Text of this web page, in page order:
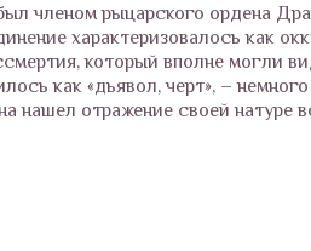
членом рыцарского ордена
характеризовалось как
который вполне могли
как «дьявол, черт», –
нашел отражение своей натуре